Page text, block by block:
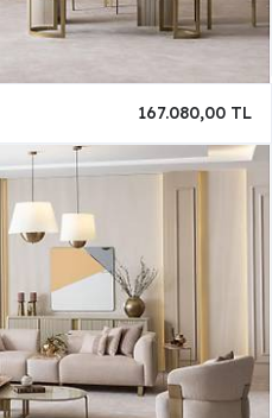
167.080,00 TL